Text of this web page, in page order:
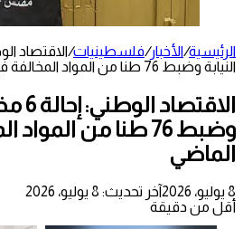
الرئيسية/الأخبار/فلسطينيات/
النيابة وضبط 76 طنا من المواد المخالفة في حزيران الماضي
وضبط 76 طنا من
الماضي
8 يوليو، 2026
آخر تحديث: 8 يوليو، 2026
أقل من دقيقة